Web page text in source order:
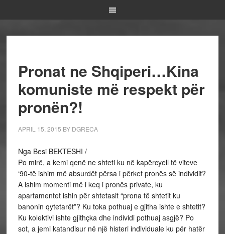
Pronat ne Shqiperi…Kina
komuniste më respekt për
pronën?!
APRIL 15, 2015 BY DGRECA
Nga Besi BEKTESHI /
Po mirë, a kemi qenë ne shteti ku në kapërcyell të viteve
‘90-të ishim më absurdët përsa i përket pronës së individit?
A ishim momenti më i keq i pronës private, ku
apartamentet ishin për shtetasit “prona të shtetit ku
banonin qytetarët”? Ku toka pothuaj e gjitha ishte e shtetit?
Ku kolektivi ishte gjithçka dhe individi pothuaj asgjë? Po
sot, a jemi katandisur në një histeri individuale ku për hatër